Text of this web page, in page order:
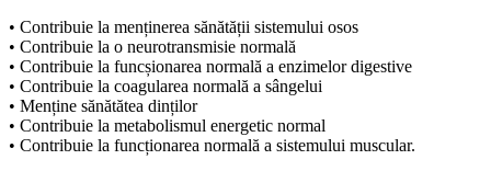
• Contribuie la menținerea sănătății sistemului osos
• Contribuie la o neurotransmisie normală
• Contribuie la funcșionarea normală a enzimelor digestive
• Contribuie la coagularea normală a sângelui
• Menține sănătătea dinților
• Contribuie la metabolismul energetic normal
• Contribuie la funcționarea normală a sistemului muscular.